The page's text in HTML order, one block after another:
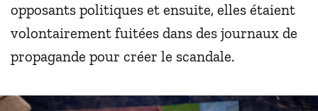
opposants politiques et ensuite, elles étaient
volontairement fuitées dans des journaux de
propagande pour créer le scandale.